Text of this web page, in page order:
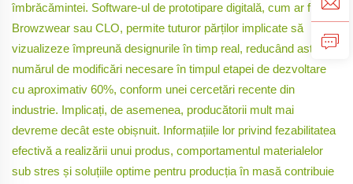
îmbrăcămintei. Software-ul de prototipare digitală, cum ar fi
Browzwear sau CLO, permite tuturor părților implicate să
vizualizeze împreună designurile în timp real, reducând astfel
numărul de modificări necesare în timpul etapei de dezvoltare
cu aproximativ 60%, conform unei cercetări recente din
industrie. Implicați, de asemenea, producătorii mult mai
devreme decât este obișnuit. Informațiile lor privind fezabilitatea
efectivă a realizării unui produs, comportamentul materialelor
sub stres și soluțiile optime pentru producția în masă contribuie